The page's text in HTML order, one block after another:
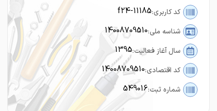
کد کاربری:f24-11185
شناسه ملی:14008709510
سال آغاز فعالیت:1395
کد اقتصادی:14008709510
شماره ثبت:549016